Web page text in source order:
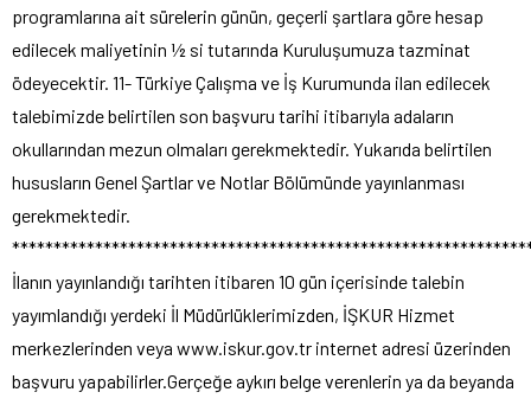
programlarına ait sürelerin günün, geçerli şartlara göre hesap
edilecek maliyetinin ½ si tutarında Kuruluşumuza tazminat
ödeyecektir. 11- Türkiye Çalışma ve İş Kurumunda ilan edilecek
talebimizde belirtilen son başvuru tarihi itibarıyla adaların
okullarından mezun olmaları gerekmektedir. Yukarıda belirtilen
hususların Genel Şartlar ve Notlar Bölümünde yayınlanması
gerekmektedir.
İlanın yayınlandığı tarihten itibaren 10 gün içerisinde talebin
yayımlandığı yerdeki İl Müdürlüklerimizden, İŞKUR Hizmet
merkezlerinden veya www.iskur.gov.tr internet adresi üzerinden
başvuru yapabilirler.Gerçeğe aykırı belge verenlerin ya da beyanda